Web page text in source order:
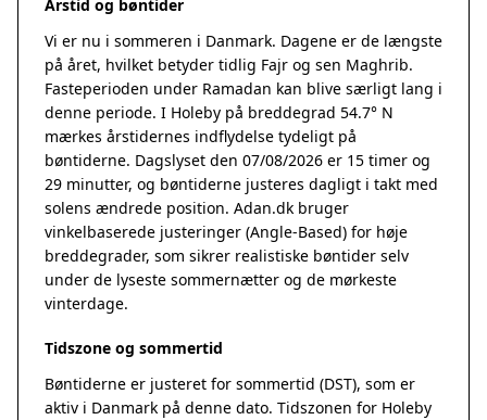
Årstid og bøntider
Vi er nu i sommeren i Danmark. Dagene er de længste
på året, hvilket betyder tidlig Fajr og sen Maghrib.
Fasteperioden under Ramadan kan blive særligt lang i
denne periode. I Holeby på breddegrad 54.7° N
mærkes årstidernes indflydelse tydeligt på
bøntiderne. Dagslyset den 07/08/2026 er 15 timer og
29 minutter, og bøntiderne justeres dagligt i takt med
solens ændrede position. Adan.dk bruger
vinkelbaserede justeringer (Angle-Based) for høje
breddegrader, som sikrer realistiske bøntider selv
under de lyseste sommernætter og de mørkeste
vinterdage.
Tidszone og sommertid
Bøntiderne er justeret for sommertid (DST), som er
aktiv i Danmark på denne dato. Tidszonen for Holeby